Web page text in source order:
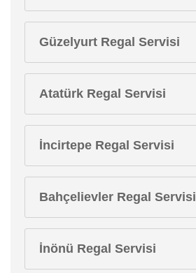
Güzelyurt Regal Servisi
Atatürk Regal Servisi
İncirtepe Regal Servisi
Bahçelievler Regal Servisi
İnönü Regal Servisi